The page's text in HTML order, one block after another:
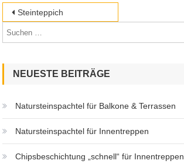
Beitragsnavigation
Steinteppich
NEUESTE BEITRÄGE
Natursteinspachtel für Balkone & Terrassen
Natursteinspachtel für Innentreppen
Chipsbeschichtung „schnell“ für Innentreppen